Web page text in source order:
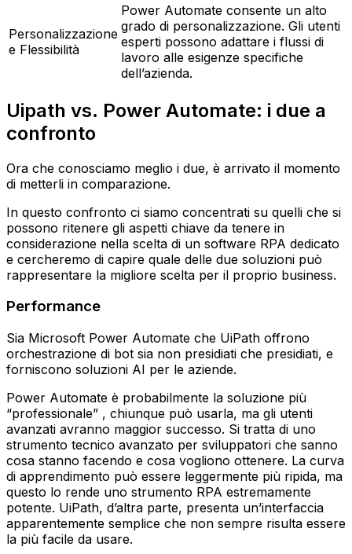
Personalizzazione
e Flessibilità
Power Automate consente un alto
grado di personalizzazione. Gli utenti
esperti possono adattare i flussi di
lavoro alle esigenze specifiche
dell’azienda.
Uipath vs. Power Automate: i due a
confronto
Ora che conosciamo meglio i due, è arrivato il momento
di metterli in comparazione.
In questo confronto ci siamo concentrati su quelli che si
possono ritenere gli aspetti chiave da tenere in
considerazione nella scelta di un software RPA dedicato
e cercheremo di capire quale delle due soluzioni può
rappresentare la migliore scelta per il proprio business.
Performance
Sia Microsoft Power Automate che UiPath offrono
orchestrazione di bot sia non presidiati che presidiati, e
forniscono soluzioni AI per le aziende.
Power Automate è probabilmente la soluzione più
“professionale” , chiunque può usarla, ma gli utenti
avanzati avranno maggior successo. Si tratta di uno
strumento tecnico avanzato per sviluppatori che sanno
cosa stanno facendo e cosa vogliono ottenere. La curva
di apprendimento può essere leggermente più ripida, ma
questo lo rende uno strumento RPA estremamente
potente. UiPath, d’altra parte, presenta un’interfaccia
apparentemente semplice che non sempre risulta essere
la più facile da usare.